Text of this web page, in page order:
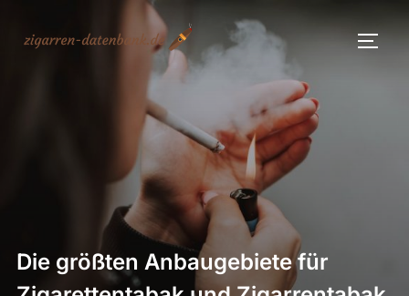
Die größten Anbaugebiete für